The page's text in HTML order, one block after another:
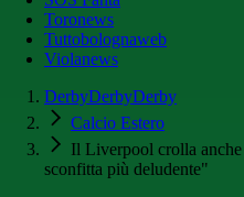
Toronews
Tuttobolognaweb
Violanews
DerbyDerbyDerby
Calcio Estero
Il Liverpool crolla
sconfitta più deludente"